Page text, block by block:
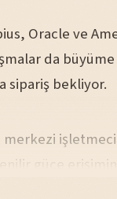
Oracle ve
da
sipariş bekliyor.
merkezi
güce